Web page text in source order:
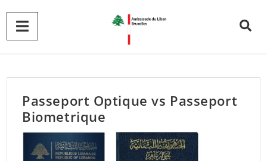
Passeport Optique vs Passeport
Biometrique